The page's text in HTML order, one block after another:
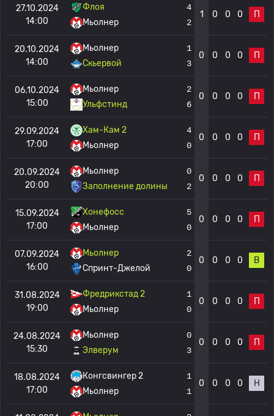
27.10.2024
14:00
Флоя
Мьолнер
4
2
1 0 0 0 П
20.10.2024
14:00
Мьолнер
Скьервой
1
3
0 0 0 0 П
06.10.2024
15:00
Мьолнер
Ульфстинд
2
6
0 0 0 0 П
29.09.2024
17:00
Хам-Кам 2
Мьолнер
4
0
0 0 0 0 П
20.09.2024
20:00
Мьолнер
Заполнение долины
0
2
0 0 0 0 П
15.09.2024
17:00
Хонефосс
Мьолнер
5
0
0 0 0 0 П
07.09.2024
16:00
Мьолнер
Спринт-Джелой
2
0
0 0 0 0 В
31.08.2024
19:00
Фредрикстад 2
Мьолнер
1
0
0 0 0 0 П
24.08.2024
15:30
Мьолнер
Элверум
0
3
0 0 0 0 П
18.08.2024
17:00
Конгсвингер 2
Мьолнер
1
1
0 0 0 0 Н